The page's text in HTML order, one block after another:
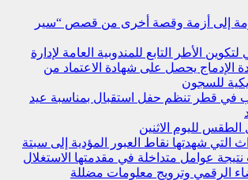
إلى أزمة وقصة أخرى من قصص “سير
لتكوين الأطر التابع للمندوبية العامة لإدارة
الإدماج يحصل على شهادة الاعتماد من
للسجون
في قطر تنظم حفل استقبال بمناسبة عيد
لليوم الاثنين
التي شهدتها نقاط العبور المؤدية إلى سبتة
عوامل متداخلة في مقدمتها الاستغلال
الرقمي وترويج معلومات مضللة